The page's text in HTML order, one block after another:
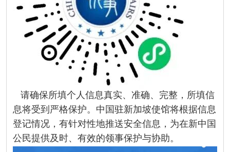
请确保所填个人信息真实、准确、完整，所填信
息将受到严格保护。中国驻新加坡使馆将根据信息
登记情况，有针对性地推送安全信息，为在新中国
公民提供及时、有效的领事保护与协助。